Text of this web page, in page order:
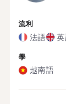
流利
法語
學
越南語